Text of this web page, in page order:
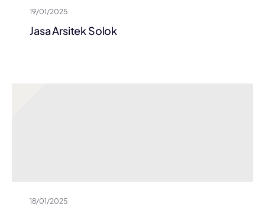
19/01/2025
Jasa Arsitek Solok
18/01/2025